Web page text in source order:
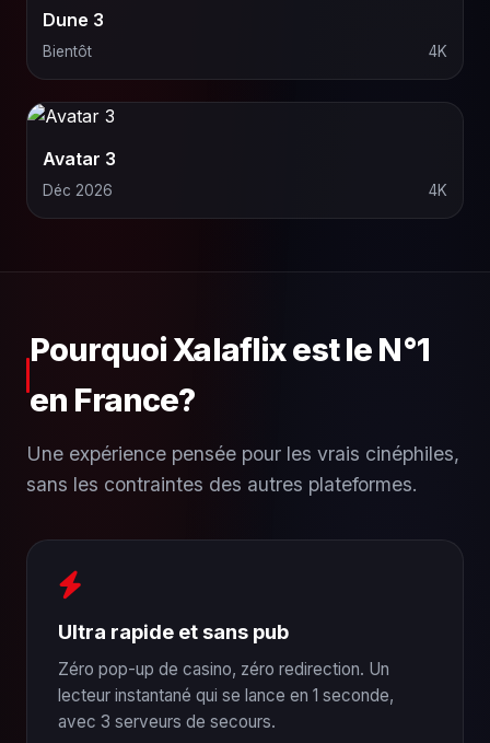
Dune 3
Bientôt 4K
Avatar 3
Déc 2026 4K
Pourquoi Xalaflix est le N°1
en France?
Une expérience pensée pour les vrais cinéphiles,
sans les contraintes des autres plateformes.
Ultra rapide et sans pub
Zéro pop-up de casino, zéro redirection. Un
lecteur instantané qui se lance en 1 seconde,
avec 3 serveurs de secours.